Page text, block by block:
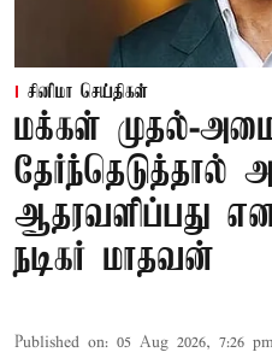
சினிமா செய்திகள்
மக்கள் முதல்-
தேர்ந்தெடுத்தால்
ஆதரவளிப்பது
நடிகர் மாதவன்
Published on: 05 Aug 2026, 7:26